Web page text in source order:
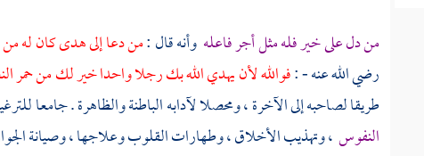
من دل على خير فله مثل أجر فاعله وأنه قال :من دعا إلى هدى كان له
رضي الله عنه - :فوالله لأن يهدي الله بك رجلا واحدا خير لك من حمر
طريقا لصاحبه إلى الآخرة ، ومحصلا لآدابه الباطنة والظاهرة . جامعا
النفوس، وتهذيب الأخلاق ، وطهارات القلوب وعلاجها ، وصيانة